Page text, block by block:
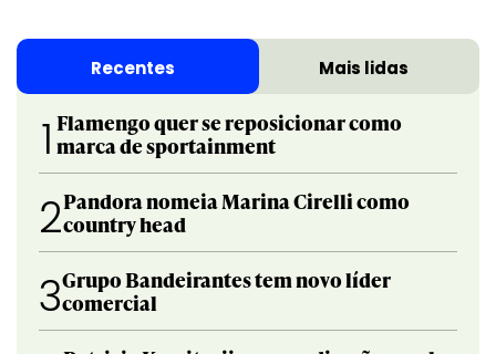
Recentes Mais lidas
1 Flamengo quer se reposicionar como
marca de sportainment
2Pandora nomeia Marina Cirelli como
country head
3Grupo Bandeirantes tem novo líder
comercial